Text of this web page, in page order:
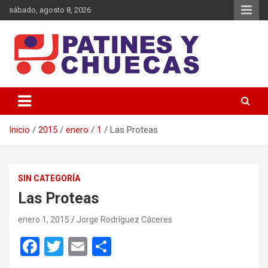
Saltar
al
sábado, agosto 8, 2026
Patines y Chuecas
Inicio 2015 enero 1 Las Proteas
SIN CATEGORÍA
Las Proteas
enero 1, 2015 Jorge Rodríguez Cáceres
F
T
E